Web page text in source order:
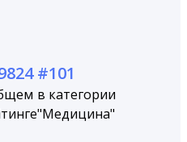
#101
в категории
"Медицина"